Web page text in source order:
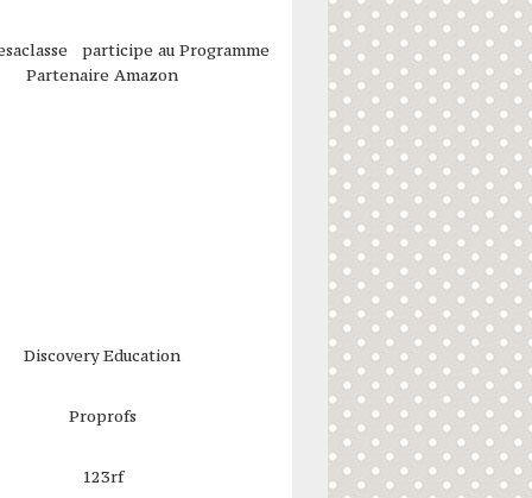
participe au Programme
Partenaire Amazon
Discovery Education
Proprofs
123rf